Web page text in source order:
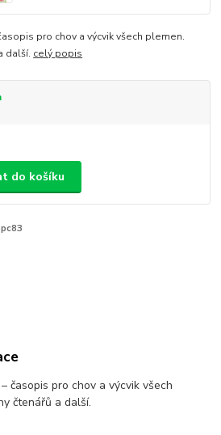
pro chov a výcvik všech plemen.
další. celý popis
do košíku
časopis pro chov a výcvik všech
čtenářů a další.